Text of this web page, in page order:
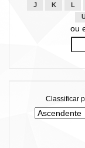
J
K L
ou
Classificar